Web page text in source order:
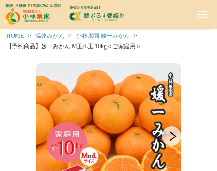
HOME 温州みかん
小林果園 媛一みかん
【予約商品】媛一みかん M玉/L玉 10kg＜ご家庭用＞